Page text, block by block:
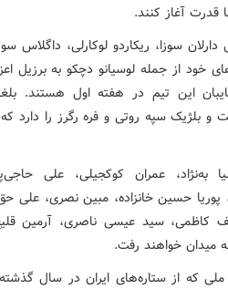
قدرت آغاز کنند.
سوزا، ریکاردو لوکارلی، داگلاس
خود از جمله لوسیانو دچکو به برزیل
این تیم در هفته اول هستند.
و بلژیک سپه روتی و فره رگرز را دارد
عمران کوکجیلی، علی
پوریا حسین خانزاده، مبین نصری، علی
کاظمی، سید عیسی ناصری، آرمین
میدان خواهند رفت.
ملی که از ستاره‌های ایران در سال